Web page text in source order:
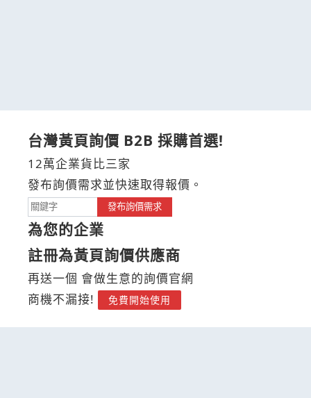
台灣黃頁詢價 B2B 採購首選!
12萬企業貨比三家
發布詢價需求並快速取得報價。
發布詢價需求
為您的企業
註冊為黃頁詢價供應商
再送一個 會做生意的詢價官網
商機不漏接!
免費開始使用